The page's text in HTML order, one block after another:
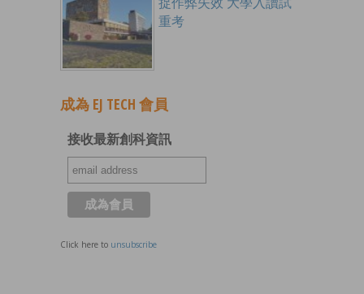
重考
成為 EJ TECH 會員
接收最新創科資訊
Click here to unsubscribe